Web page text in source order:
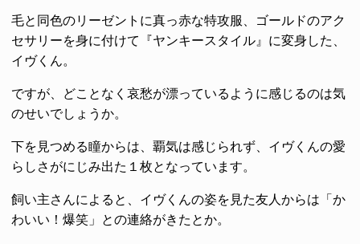
毛と同色のリーゼントに真っ赤な特攻服、ゴールドのアク
セサリーを身に付けて『ヤンキースタイル』に変身した、
イヴくん。
ですが、どことなく哀愁が漂っているように感じるのは気
のせいでしょうか。
下を見つめる瞳からは、覇気は感じられず、イヴくんの愛
らしさがにじみ出た１枚となっています。
飼い主さんによると、イヴくんの姿を見た友人からは「か
わいい！爆笑」との連絡がきたとか。